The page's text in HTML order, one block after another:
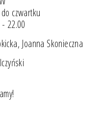
czwartku
22.00
Joanna Skonieczna